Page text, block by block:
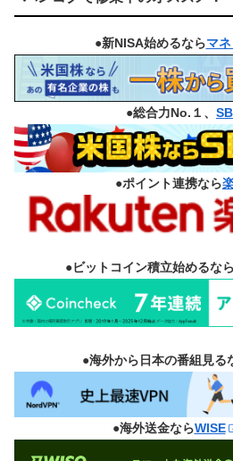
●新NISA始めるならマ
●総合力No.１、
●ポイント連携なら
●ビットコイン積立始めるなら
●海外から日本の番組見る
●海外送金ならWISE